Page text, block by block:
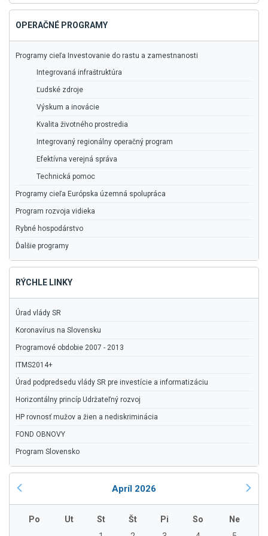
OPERAČNÉ PROGRAMY
Programy cieľa Investovanie do rastu a zamestnanosti
Integrovaná infraštruktúra
Ľudské zdroje
Výskum a inovácie
Kvalita životného prostredia
Integrovaný regionálny operačný program
Efektívna verejná správa
Technická pomoc
Programy cieľa Európska územná spolupráca
Program rozvoja vidieka
Rybné hospodárstvo
Ďalšie programy
RÝCHLE LINKY
Úrad vlády SR
Koronavírus na Slovensku
Programové obdobie 2007 - 2013
ITMS2014+
Úrad podpredsedu vlády SR pre investície a informatizáciu
Horizontálny princíp Udržateľný rozvoj
HP rovnosť mužov a žien a nediskriminácia
FOND OBNOVY
Program Slovensko
Apríl 2026
Po Ut St Št Pi So
Ne